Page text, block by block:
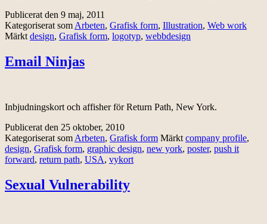
Publicerat den 9 maj, 2011
Kategoriserat som Arbeten, Grafisk form, Illustration, Web work
Märkt design, Grafisk form, logotyp, webbdesign
Email Ninjas
Inbjudningskort och affisher för Return Path, New York.
Publicerat den 25 oktober, 2010
Kategoriserat som Arbeten, Grafisk form Märkt company profile,
design, Grafisk form, graphic design, new york, poster, push it
forward, return path, USA, vykort
Sexual Vulnerability